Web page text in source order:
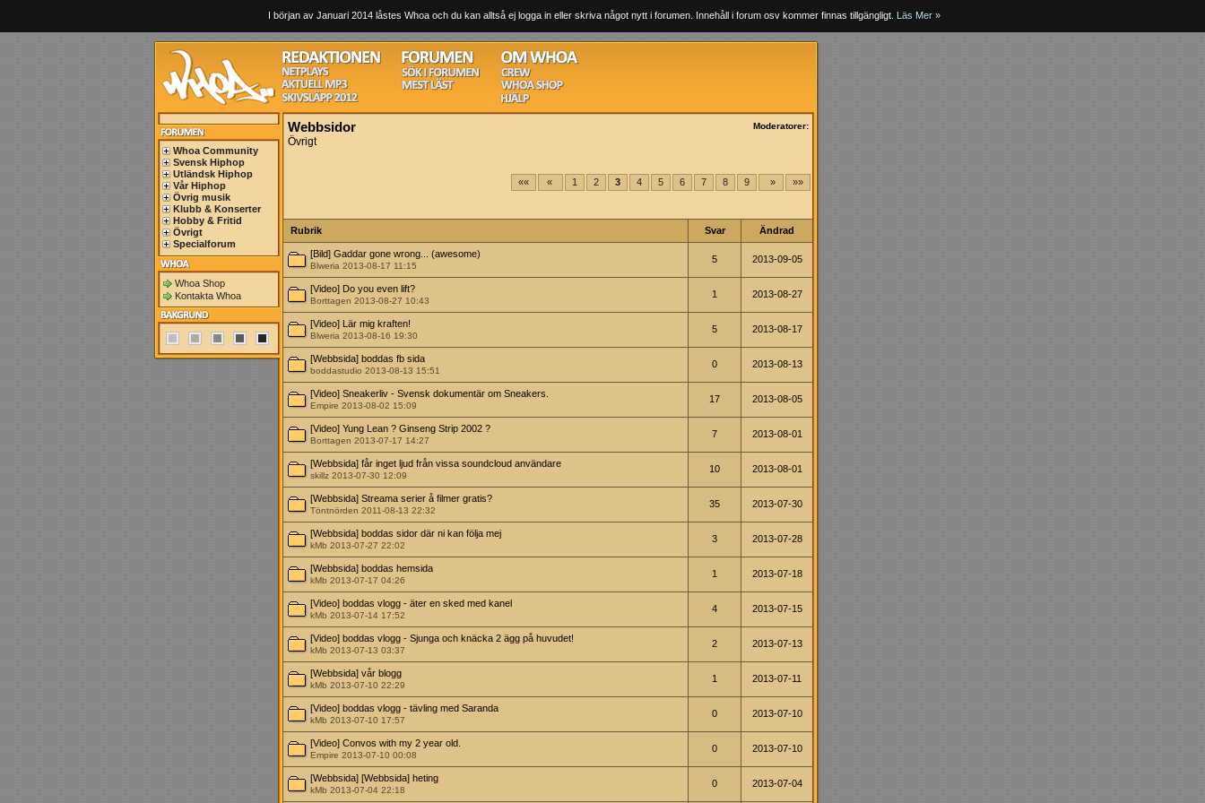
I början av Januari 2014 låstes Whoa och du kan alltså ej logga in eller skriva något nytt i forumen. Innehåll i forum osv kommer finnas tillgängligt. Läs Mer »
Whoa Community
Svensk Hiphop
Utländsk Hiphop
Vår Hiphop
Övrig musik
Klubb & Konserter
Hobby & Fritid
Övrigt
Specialforum
Whoa Shop
Kontakta Whoa
Webbsidor
Övrigt
Moderatorer:
«« « 1 2 3 4 5 6 7 8 9 » »»
Rubrik Svar Ändrad
[Bild] Gaddar gone wrong... (awesome)
Blweria 2013-08-17 11:15
5 2013-09-05
[Video] Do you even lift?
Borttagen 2013-08-27 10:43
1 2013-08-27
[Video] Lär mig kraften!
Blweria 2013-08-16 19:30
5 2013-08-17
[Webbsida] boddas fb sida
boddastudio 2013-08-13 15:51
0 2013-08-13
[Video] Sneakerliv - Svensk dokumentär om Sneakers.
Empire 2013-08-02 15:09
17 2013-08-05
[Video] Yung Lean ? Ginseng Strip 2002 ?
Borttagen 2013-07-17 14:27
7 2013-08-01
[Webbsida] får inget ljud från vissa soundcloud användare
skillz 2013-07-30 12:09
10 2013-08-01
[Webbsida] Streama serier å filmer gratis?
Töntnörden 2011-08-13 22:32
35 2013-07-30
[Webbsida] boddas sidor där ni kan följa mej
kMb 2013-07-27 22:02
3 2013-07-28
[Webbsida] boddas hemsida
kMb 2013-07-17 04:26
1 2013-07-18
[Video] boddas vlogg - äter en sked med kanel
kMb 2013-07-14 17:52
4 2013-07-15
[Video] boddas vlogg - Sjunga och knäcka 2 ägg på huvudet!
kMb 2013-07-13 03:37
2 2013-07-13
[Webbsida] vår blogg
kMb 2013-07-10 22:29
1 2013-07-11
[Video] boddas vlogg - tävling med Saranda
kMb 2013-07-10 17:57
0 2013-07-10
[Video] Convos with my 2 year old.
Empire 2013-07-10 00:08
0 2013-07-10
[Webbsida] [Webbsida] heting
kMb 2013-07-04 22:18
0 2013-07-04